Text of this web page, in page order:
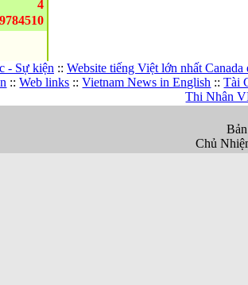
4
- Sự kiện :: Website tiếng Việt lớn nhất
::Web links ::Vietnam News in English ::Tài
Thi Nhân
Chủ